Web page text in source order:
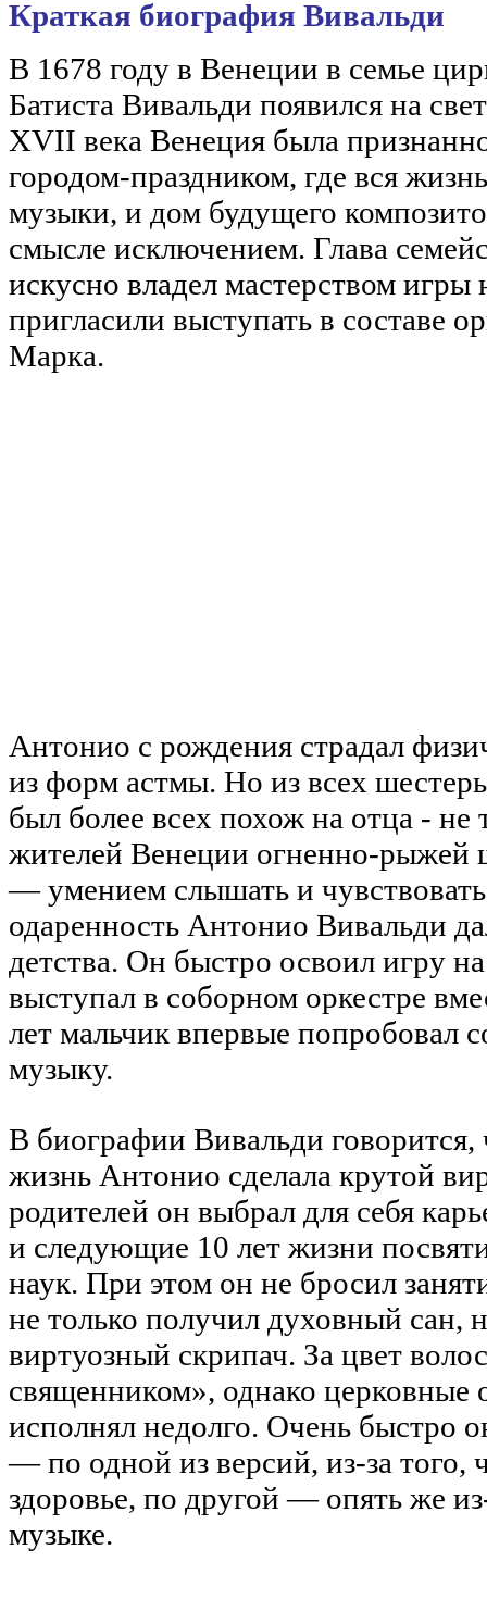
Краткая биография Вивальди
В 1678 году в Венеции в семье
Батиста Вивальди появился на
XVII века Венеция была
городом-праздником, где вся
музыки, и дом будущего
смысле исключением. Глава
искусно владел мастерством игры
пригласили выступать в составе
Марка.
Антонио с рождения страдал
из форм астмы. Но из всех
был более всех похож на отца - не
жителей Венеции огненно-рыжей
— умением слышать и
одаренность Антонио Вивальди
детства. Он быстро освоил игру
выступал в соборном оркестре
лет мальчик впервые попробовал
музыку.
В биографии Вивальди говорится,
жизнь Антонио сделала крутой
родителей он выбрал для себя
и следующие 10 лет жизни
наук. При этом он не бросил
не только получил духовный сан,
виртуозный скрипач. За цвет
священником», однако церковные
исполнял недолго. Очень быстро
— по одной из версий, из-за того,
здоровье, по другой — опять же
музыке.